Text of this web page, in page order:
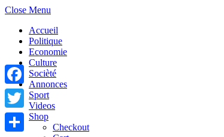
Close Menu
Accueil
Politique
Economie
Culture
Socièté
Annonces
Sport
Videos
Shop
Checkout
Facebook
Twitter